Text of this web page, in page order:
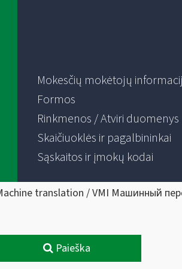
Mokesčių mokėtojų
Formos
Rinkmenos / Atviri duomenys
Skaičiuoklės ir pagalbininkai
Sąskaitos ir įmokų kodai
translation / VMI Машинный
Paieška